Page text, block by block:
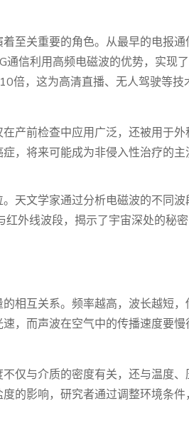
至关重要的角色。从最早的电报
信利用高频电磁波的优势，实现
倍，这为高清直播、无人驾驶等技
产前检查中应用广泛，还被用于
，将来可能成为非侵入性治疗的主
天文学家通过分析电磁波的不同
外线波段，揭示了宇宙深处的秘
相互关系。频率越高，波长越短
，而声波在空气中的传播速度要
仅与介质的密度有关，还与温度、
的影响，研究者通过调整环境条